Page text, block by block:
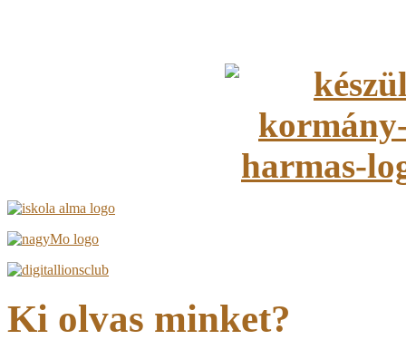
Ki olvas minket?